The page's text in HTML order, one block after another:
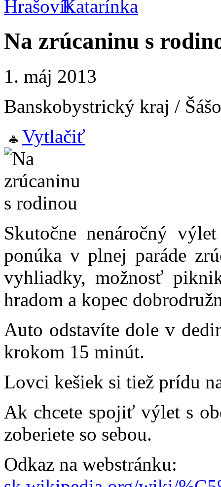
Na zrúcaninu s
1. máj 2013
Banskobystrický kraj /
Vytlačiť
Skutočne nenáročný
ponúka v plnej paráde
vyhliadky, možnosť
hradom a kopec
Auto odstavíte dole v
krokom 15 minút.
Lovci kešiek si tiež prídu
Ak chcete spojiť výlet s
zoberiete so sebou.
Odkaz na webstránku: